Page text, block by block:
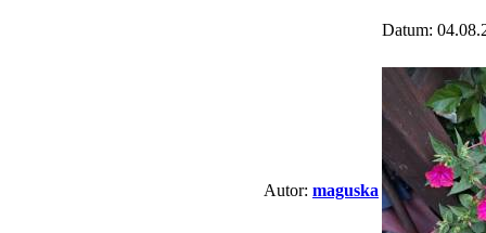
Autor: maguska
Datum: